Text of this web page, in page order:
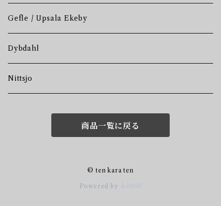
Gefle / Upsala Ekeby
Dybdahl
Nittsjo
商品一覧に戻る
© ten kara ten
Powered by